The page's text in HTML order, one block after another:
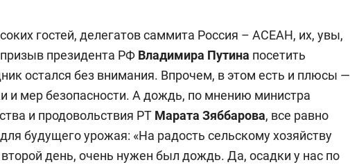
гостей, делегатов саммита Россия – АСЕАН, их, увы,
президента РФ Владимира Путина посетить
остался без внимания. Впрочем, в этом есть и плюсы —
и мер безопасности. А дождь, по мнению министра
и продовольствия РТ Марата Зяббарова, все равно
будущего урожая: «На радость сельскому хозяйству
день, очень нужен был дождь. Да, осадки у нас по